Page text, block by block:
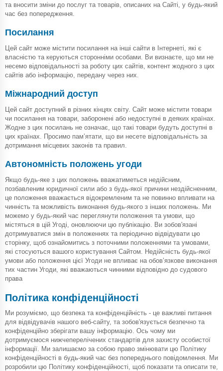
та вносити зміни до послуг та товарів, описаних на Сайті, у будь-який
час без попередження.
Посилання
Цей сайт може містити посилання на інші сайти в Інтернеті, які є
власністю та керуються сторонніми особами. Ви визнаєте, що ми не
несемо відповідальності за роботу цих сайтів, контент жодного з цих
сайтів або інформацію, передану через них.
Міжнародний доступ
Цей сайт доступний в різних кінцях світу. Сайт може містити товари
чи посилання на товари, заборонені або недоступні в деяких країнах.
Жодне з цих посилань не означає, що такі товари будуть доступні в
цих країнах. Просимо пам’ятати, що ви несете відповідальність за
дотримання місцевих законів та правил.
Автономність положень угоди
Якщо будь-яке з цих положень вважатиметься недійсним,
позбавленим юридичної сили або з будь-якої причини нездійсненним,
це положення вважається відокремленим та не повинно впливати на
чинність та можливість виконання будь-якого з інших положень. Ми
можемо у будь-який час переглянути положення та умови, що
містяться в цій Угоді, оновлюючи цю публікацію. Ви зобов'язані
дотримуватися змін в положеннях та періодично відвідувати цю
сторінку, щоб ознайомитись з поточними положеннями та умовами,
які стосуються вашого користування Сайтом. Недійсність будь-якої
умови або положення цієї Угоди не впливає на обов’язкове виконання
тих частин Угоди, які вважаються чинними відповідно до судового
права
Політика конфіденційності
Ми розуміємо, що безпека та конфіденційність - це важливі питання
для відвідувачів нашого веб-сайту, та зобов'язується безпечно та
конфіденційно зберігати вашу інформацію. Ось чому ми
дотримуємося нижчеперелічених стандартів для захисту особистої
інформації. Ми залишаємо за собою право змінювати цю Політику
конфіденційності в будь-який час без попереднього повідомлення. Ми
розробили цю Політику конфіденційності, щоб показати та описати те,